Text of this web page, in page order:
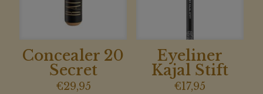
Concealer 20
Secret
€29,95
Eyeliner
Kajal Stift
€17,95